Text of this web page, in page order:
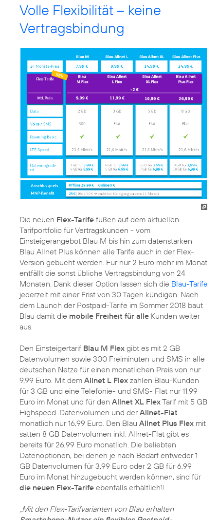
Volle Flexibilität – keine
Vertragsbindung
Die neuen Flex-Tarife fußen auf dem aktuellen
Tarifportfolio für Vertragskunden - vom
Einsteigerangebot Blau M bis hin zum datenstarken
Blau Allnet Plus können alle Tarife auch in der Flex-
Version gebucht werden. Für nur 2 Euro mehr im Monat
entfällt die sonst übliche Vertragsbindung von 24
Monaten. Dank dieser Option lassen sich die Blau-Tarife
jederzeit mit einer Frist von 30 Tagen kündigen. Nach
dem Launch der Postpaid-Tarife im Sommer 2018 baut
Blau damit die mobile Freiheit für alle Kunden weiter
aus.
Den Einsteigertarif Blau M Flex gibt es mit 2 GB
Datenvolumen sowie 300 Freiminuten und SMS in alle
deutschen Netze für einen monatlichen Preis von nur
9,99 Euro. Mit dem Allnet L Flex zahlen Blau-Kunden
für 3 GB und eine Telefonie- und SMS- Flat nur 11,99
Euro im Monat und für den Allnet XL FlexTarif mit 5 GB
Highspeed-Datenvolumen und derAllnet-Flat
monatlich nur 16,99 Euro. Den Blau Allnet Plus Flex mit
satten 8 GB Datenvolumen inkl. Allnet-Flat gibt es
bereits für 26,99 Euro monatlich. Die beliebten
Datenoptionen, bei denen je nach Bedarf entweder 1
GB Datenvolumen für 3,99 Euro oder 2 GB für 6,99
Euro im Monat hinzugebucht werden können, sind für
die neuen Flex-Tarife ebenfalls erhältlich1)
„Mit den Flex-Tarifvarianten von Blau erhalten